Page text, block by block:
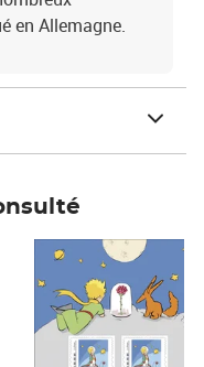
en Allemagne.
Prix 7,50€